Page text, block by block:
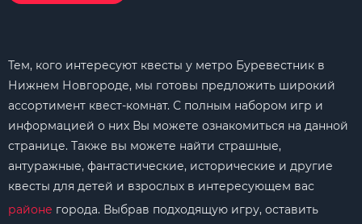
Тем, кого интересуют квесты у метро Буревестник в
Нижнем Новгороде, мы готовы предложить широкий
ассортимент квест-комнат. С полным набором игр и
информацией о них Вы можете ознакомиться на данной
странице. Также вы можете найти страшные,
антуражные, фантастические, исторические и другие
квесты для детей и взрослых в интересующем вас
районе города. Выбрав подходящую игру, оставить